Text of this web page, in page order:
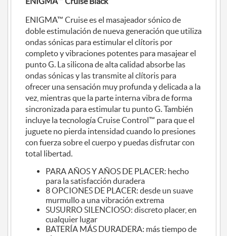
ENIGMA™ Cruise es el masajeador sónico de
doble estimulación de nueva generación que utiliza
ondas sónicas para estimular el clítoris por
completo y vibraciones potentes para masajear el
punto G. La silicona de alta calidad absorbe las
ondas sónicas y las transmite al clítoris para
ofrecer una sensación muy profunda y delicada a la
vez, mientras que la parte interna vibra de forma
sincronizada para estimular tu punto G. También
incluye la tecnología Cruise Control™ para que el
juguete no pierda intensidad cuando lo presiones
con fuerza sobre el cuerpo y puedas disfrutar con
total libertad.
PARA AÑOS Y AÑOS DE PLACER: hecho
para la satisfacción duradera
8 OPCIONES DE PLACER: desde un suave
murmullo a una vibración extrema
SUSURRO SILENCIOSO: discreto placer, en
cualquier lugar
BATERÍA MÁS DURADERA: más tiempo de